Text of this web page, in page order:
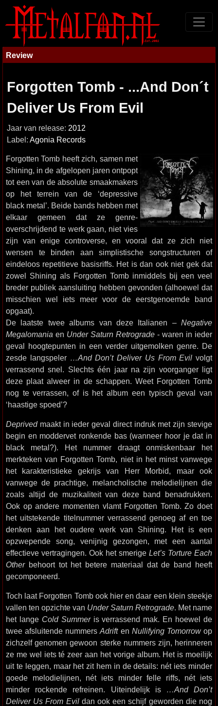
Review
Forgotten Tomb - ...And Don´t
Deliver Us From Evil
Jaar van release: 2012
Label: Agonia Records
Forgotten Tomb heeft zich, samen met
Shining, in de afgelopen jaren ontpopt
tot een van de absolute smaakmakers
op het terrein van de ‘depressive
black metal’. Beide bands hebben met
elkaar gemeen dat ze genre-
overschrijdend te werk gaan, niet vies
zijn van enige controverse, en vooral dat ze zich niet
wensen te binden aan simplistische songstructuren of
eindeloos repetitieve basisriffs. Het is dan ook niet gek dat
zowel Shining als Forgotten Tomb inmiddels bij een veel
breder publiek aansluiting hebben gevonden (alhoewel dat
misschien wel iets meer voor de eerstgenoemde band
opgaat).
De laatste twee albums van deze Italianen – Negative
Megalomania en Under Saturn Retrograde - waren in ieder
geval hoogtepunten in een verder uitgemolken genre. De
zesde langspeler …And Don’t Deliver Us From Evil volgt
verrassend snel. Slechts één jaar na zijn voorganger ligt
deze plaat alweer in de schappen. Weet Forgotten Tomb
nog te verrassen, of is het album een typisch geval van
‘haastige spoed’?
Deprivedmaakt in ieder geval direct indruk met zijn stevige
begin en moddervet ronkende bas (wanneer hoor je dat in
black metal?). Het nummer draagt onmiskenbaar het
merkteken van Forgotten Tomb, niet in het minst vanwege
het karakteristieke gekrijs van Herr Morbid, maar ook
vanwege de prachtige, melancholische melodielijnen die
zoals altijd de muzikaliteit van deze band benadrukken.
Ook op andere momenten vlamt Forgotten Tomb. Zo doet
het uitstekende titelnummer verrassend genoeg af en toe
denken aan het oudere werk van Shining. Het is een
opzwepende song, venijnig gezongen, met een aantal
effectieve vertragingen. Ook het smerige Let’s Torture Each
Otherbehoort tot het betere materiaal dat de band heeft
gecomponeerd.
Toch laat Forgotten Tomb ook hier en daar een klein steekje
vallen ten opzichte van Under Saturn Retrograde. Met name
het lange Cold Summeris verrassend mak. En hoewel de
twee afsluitende nummersAdriften Nullifying Tomorrowop
zichzelf genomen gewoon sterke nummers zijn, herinneren
ze me wel iets té zeer aan het vorige album. Het is moeilijk
uit te leggen, maar het zit hem in de details: nét iets minder
goede melodielijnen, nét iets minder felle riffs, nét iets
minder rockende refreinen. Uiteindelijk is …And Don’t
Deliver Us From Evildan ook een schijf geworden die nog